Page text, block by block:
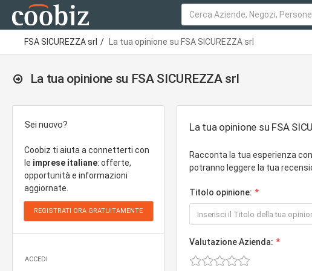
FSA SICUREZZA srl La tua opinione su FSA SICUREZZA srl
La tua opinione su FSA SICUREZZA srl
Sei nuovo?
Coobiz ti aiuta a connetterti con
le imprese italiane: offerte,
opportunità e informazioni
aggiornate.
ACCEDI
La tua opinione su FSA
Racconta la tua esperienza
potranno leggere la tua
Titolo opinione:
Valutazione Azienda: